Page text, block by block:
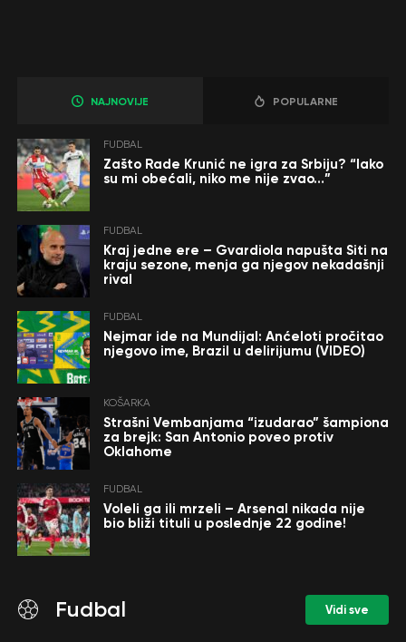
NAJNOVIJE POPULARNE
FUDBAL
Zašto Rade Krunić ne igra za Srbiju? “Iako
su mi obećali, niko me nije zvao…”
FUDBAL
Kraj jedne ere – Gvardiola napušta Siti na
kraju sezone, menja ga njegov nekadašnji
rival
FUDBAL
Nejmar ide na Mundijal: Anćeloti pročitao
njegovo ime, Brazil u delirijumu (VIDEO)
KOŠARKA
Strašni Vembanjama “izudarao” šampiona
za brejk: San Antonio poveo protiv
Oklahome
FUDBAL
Voleli ga ili mrzeli – Arsenal nikada nije
bio bliži tituli u poslednje 22 godine!
Fudbal Vidi sve